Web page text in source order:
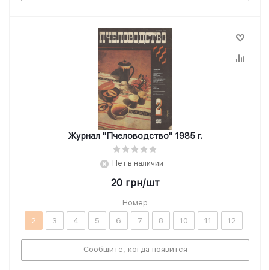
Журнал "Пчеловодство" 1985 г.
Нет в наличии
20грн/шт
Номер
2 3 4 5 6 7 8 10 11 12
Сообщите, когда появится